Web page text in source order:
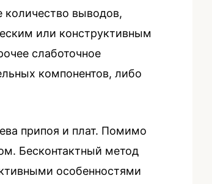
выводов,
или конструктивным
слаботочное
компонентов, либо
припоя и плат. Помимо
Бесконтактный метод
особенностями